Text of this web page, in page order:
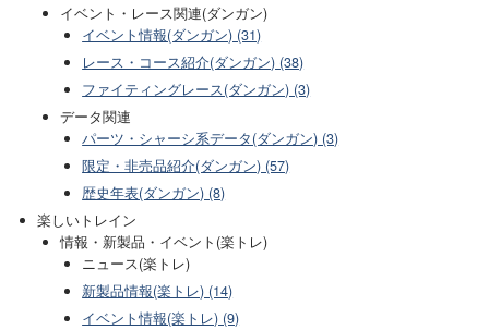
イベント・レース関連(ダンガン)
イベント情報(ダンガン) (31)
レース・コース紹介(ダンガン) (38)
ファイティングレース(ダンガン) (3)
データ関連
パーツ・シャーシ系データ(ダンガン) (3)
限定・非売品紹介(ダンガン) (57)
歴史年表(ダンガン) (8)
楽しいトレイン
情報・新製品・イベント(楽トレ)
ニュース(楽トレ)
新製品情報(楽トレ) (14)
イベント情報(楽トレ) (9)